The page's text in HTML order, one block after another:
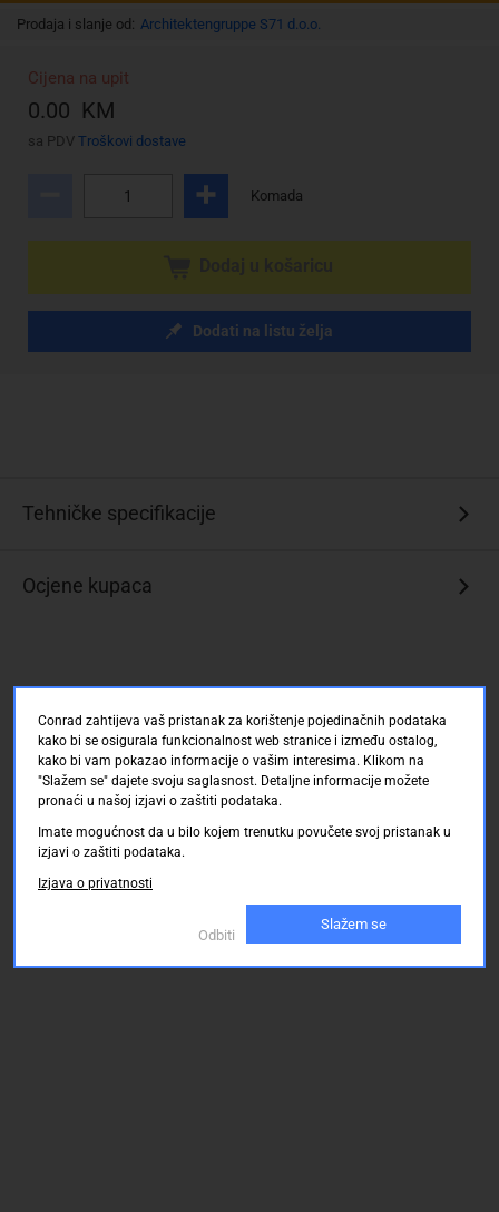
Prodaja i slanje od: Architektengruppe S71 d.o.o.
Cijena na upit
0.00 KM
sa PDV Troškovi dostave
Komada
Dodati na listu želja
Tehničke specifikacije
Ocjene kupaca
Conrad zahtijeva vaš pristanak za korištenje pojedinačnih podataka
kako bi se osigurala funkcionalnost web stranice i između ostalog,
kako bi vam pokazao informacije o vašim interesima. Klikom na
"Slažem se" dajete svoju saglasnost. Detaljne informacije možete
pronaći u našoj izjavi o zaštiti podataka.
Imate mogućnost da u bilo kojem trenutku povučete svoj pristanak u
izjavi o zaštiti podataka.
Izjava o privatnosti
Odbiti
Slažem se